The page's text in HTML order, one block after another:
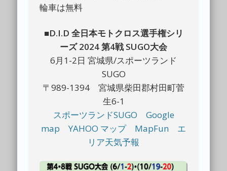
輪車は無料
■D.I.D 全日本モトクロス選手権シリ
ーズ 2024 第4戦 SUGO大会
6月1-2日 宮城県/スポーツランド
SUGO
〒989-1394 宮城県柴田郡村田町菅
生6-1
スポーツランドSUGO
Google
map
YAHOO マップ MapFun
エ
リア天気予報